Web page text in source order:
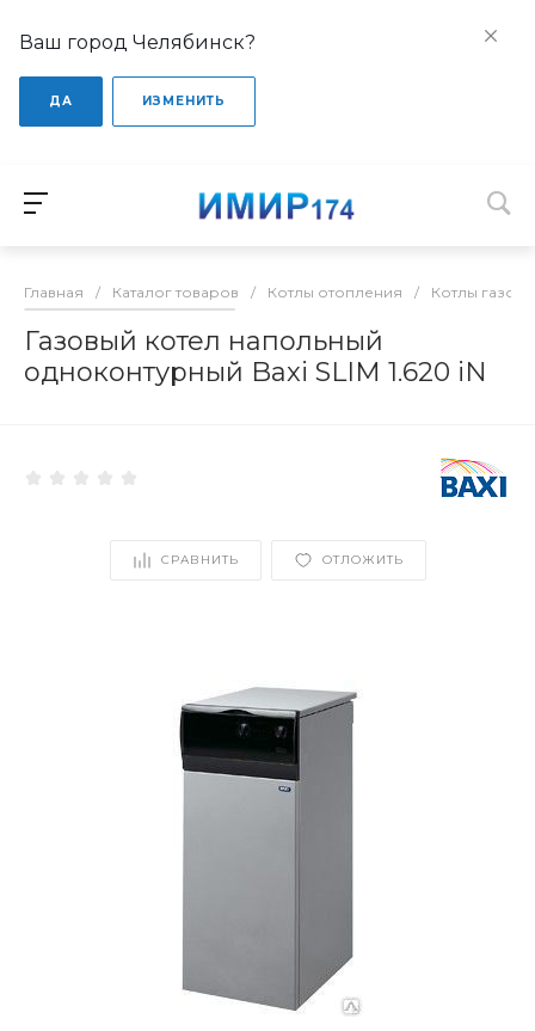
Ваш город Челябинск?
ДА ИЗМЕНИТЬ
Главная / Каталог товаров / Котлы отопления / Котлы
Газовый котел напольный
одноконтурный Baxi SLIM 1.620 iN
СРАВНИТЬ ОТЛОЖИТЬ